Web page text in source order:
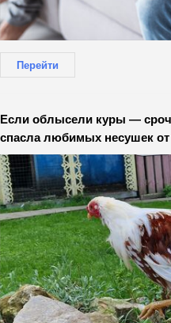
Перейти
Если облысели куры —
спасла любимых несушек